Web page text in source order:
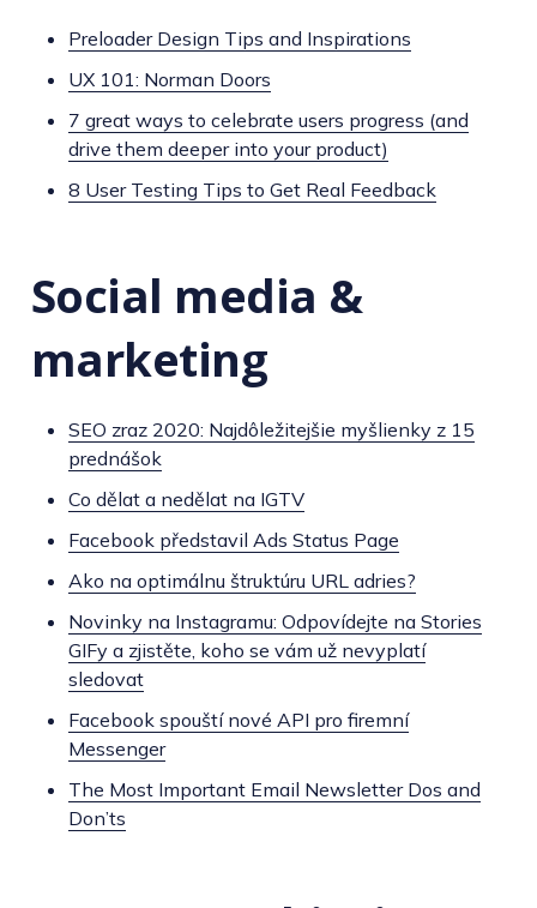
Preloader Design Tips and Inspirations
UX 101: Norman Doors
7 great ways to celebrate users progress (and
drive them deeper into your product)
8 User Testing Tips to Get Real Feedback
Social media &
marketing
SEO zraz 2020: Najdôležitejšie myšlienky z 15
prednášok
Co dělat a nedělat na IGTV
Facebook představil Ads Status Page
Ako na optimálnu štruktúru URL adries?
Novinky na Instagramu: Odpovídejte na Stories
GIFy a zjistěte, koho se vám už nevyplatí
sledovat
Facebook spouští nové API pro firemní
Messenger
The Most Important Email Newsletter Dos and
Don’ts